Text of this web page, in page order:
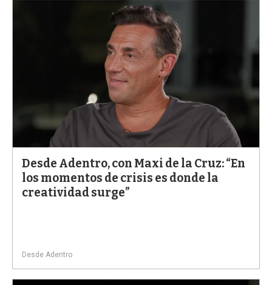
Desde Adentro, con Maxi de la Cruz: “En
los momentos de crisis es donde la
creatividad surge”
Desde Adentro